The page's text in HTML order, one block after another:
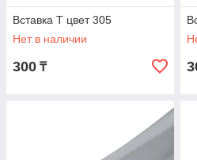
Вставка Т цвет 305
Нет в наличии
300 ₸